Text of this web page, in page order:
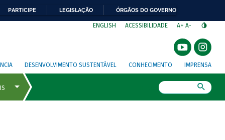
PARTICIPE LEGISLAÇÃO ÓRGÃOS DO GOVERNO
ENGLISH ACESSIBILIDADE A+ A-
DESENVOLVIMENTO SUSTENTÁVEL CONHECIMENTO IMPRENSA